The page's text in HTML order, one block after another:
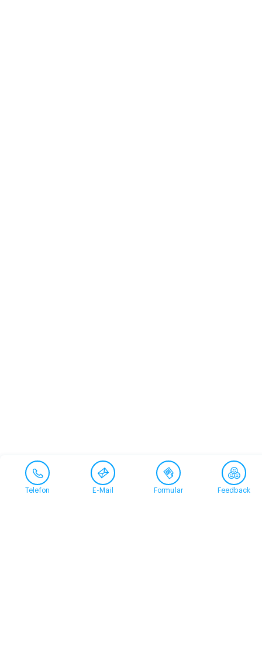
Telefon E-Mail Formular Feedback